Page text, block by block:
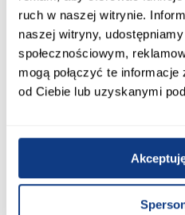
ruch w naszej witrynie.
naszej witryny,
społecznościowym,
mogą połączyć te
od Ciebie lub uzyskanymi
Kolor:
kaszmir/dąb wiosenny
Wybarwienie:
Materiał wykonania:
płyta wiórowa laminowana
Wykończenie: